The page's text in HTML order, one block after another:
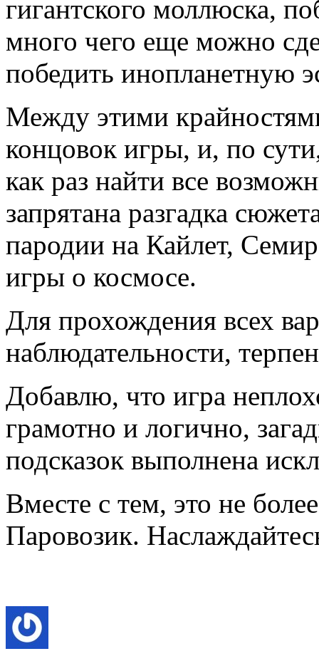
гигантского моллюска,
много чего еще можно
победить инопланетную
Между этими
концовок игры, и, по
как раз найти все
запрятана разгадка
пародии на Кайлет,
игры о космосе.
Для прохождения всех
наблюдательности,
Добавлю, что игра
грамотно и логично,
подсказок выполнена
Вместе с тем, это не
Паровозик.